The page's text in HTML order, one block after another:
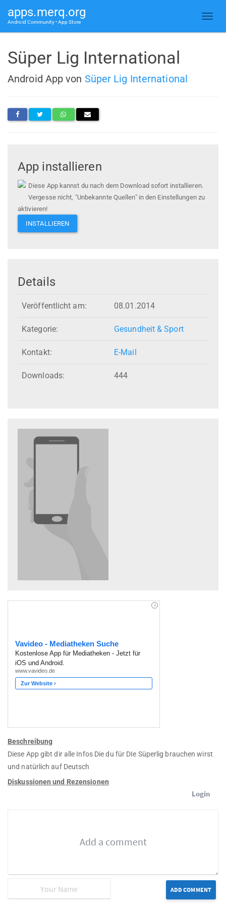
apps.merq.org
Android Community • App Store
Süper Lig International
Android App von Süper Lig International
App installieren
Diese App kannst du nach dem Download sofort installieren.
Vergesse nicht, "Unbekannte Quellen" in den Einstellungen zu
aktivieren!
INSTALLIEREN
Details
Veröffentlicht am: 08.01.2014
Kategorie: Gesundheit & Sport
Kontakt: E-Mail
Downloads: 444
Beschreibung
Diese App gibt dir alle Infos Die du für DIe Süperlig brauchen wirst
und natürlich auf Deutsch
Diskussionen und Rezensionen
Login
ADD COMMENT